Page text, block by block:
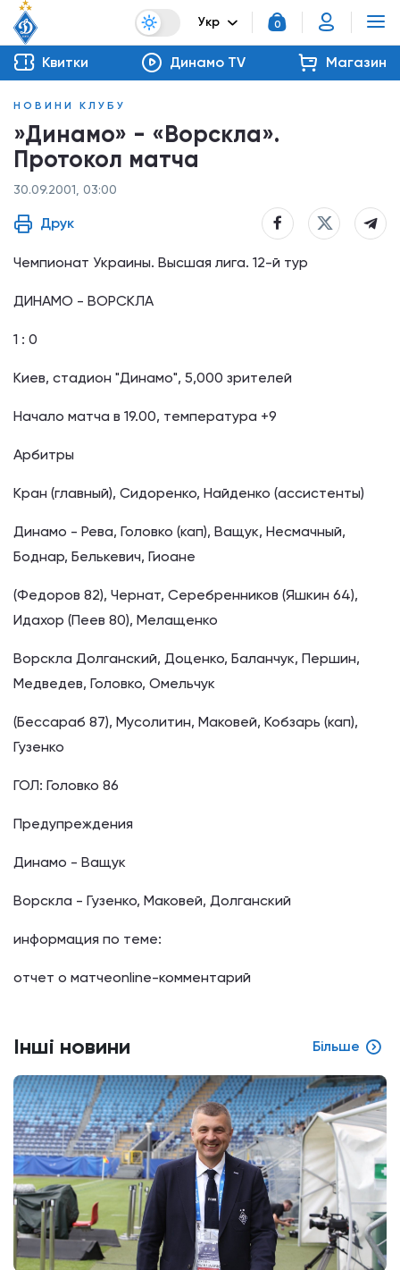
Укр 0
Квитки Динамо TV Магазин
НОВИНИ КЛУБУ
»Динамо» - «Ворскла».
Протокол матча
30.09.2001, 03:00
Друк
Чемпионат Украины. Высшая лига. 12-й тур
ДИНАМО - ВОРСКЛА
1 : 0
Киев, стадион "Динамо", 5,000 зрителей
Начало матча в 19.00, температура +9
Арбитры
Кран (главный), Сидоренко, Найденко (ассистенты)
Динамо - Рева, Головко (кап), Ващук, Несмачный,
Боднар, Белькевич, Гиоане
(Федоров 82), Чернат, Серебренников (Яшкин 64),
Идахор (Пеев 80), Мелащенко
Ворскла Долганский, Доценко, Баланчук, Першин,
Медведев, Головко, Омельчук
(Бессараб 87), Мусолитин, Маковей, Кобзарь (кап),
Гузенко
ГОЛ: Головко 86
Предупреждения
Динамо - Ващук
Ворскла - Гузенко, Маковей, Долганский
информация по теме:
отчет о матчеonline-комментарий
Інші новини Більше